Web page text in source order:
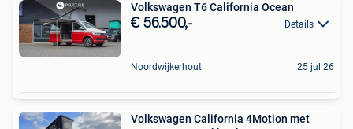
Volkswagen T6 California Ocean
€ 56.500,- Details
Noordwijkerhout 25 jul 26
Volkswagen California 4Motion met